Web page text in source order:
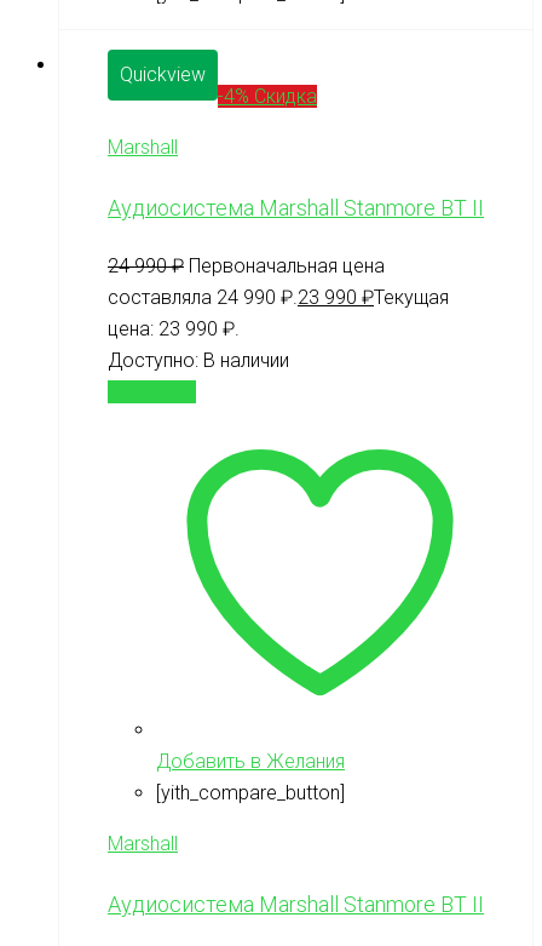
Quickview
-4% Скидка
Marshall
Аудиосистема Marshall Stanmore BT II
24 990₽ Первоначальная цена
составляла 24 990 ₽.23 990 ₽Текущая
цена: 23 990 ₽.
Доступно: В наличии
Добавить в Желания
[yith_compare_button]
Marshall
Аудиосистема Marshall Stanmore BT II